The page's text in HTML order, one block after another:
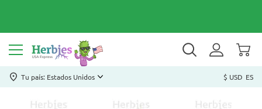
Tu país: Estados Unidos $ USD ES